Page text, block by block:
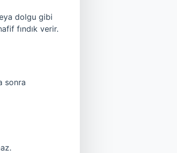
dolgu gibi
fındık verir.
sonra